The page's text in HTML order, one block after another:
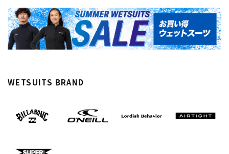
CATEGORY
ファッションTOP
WETSUITS BRAND